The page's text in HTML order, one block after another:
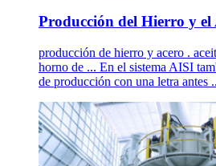
Producción del Hierro y
producción de hierro y acero .
horno de ... En el sistema AISI
de producción con una letra antes